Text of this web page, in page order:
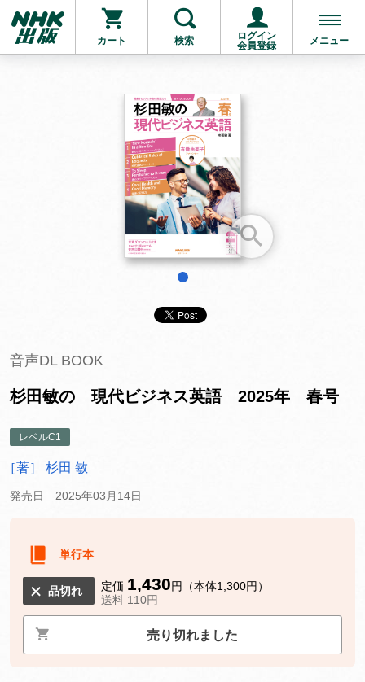
カート 検索
ログイン
会員登録
メニュー
お支払いに進む
他にも商品を買う
音声DL BOOK
杉田敏の 現代ビジネス英語 2025年 春号
レベルC1
［著］ 杉田 敏
発売日 2025年03月14日
単行本
品切れ 定価 1,430円（本体1,300円）
送料 110円
売り切れました